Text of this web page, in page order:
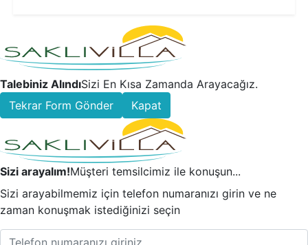
Talebiniz AlındıSizi En Kısa Zamanda Arayacağız.
Tekrar Form Gönder
Kapat
Sizi arayalım!Müşteri temsilcimiz ile konuşun...
Sizi arayabilmemiz için telefon numaranızı girin ve ne
zaman konuşmak istediğinizi seçin